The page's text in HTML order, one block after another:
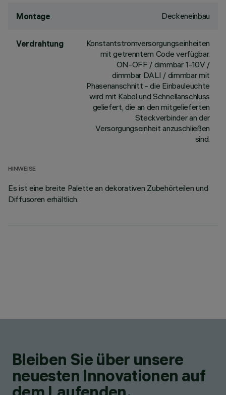
Montage Deckeneinbau
Verdrahtung
Konstantstromversorgungseinheiten
mit getrenntem Code verfügbar.
ON-OFF / dimmbar 1-10V /
dimmbar DALI / dimmbar mit
Phasenanschnitt - die Einbauleuchte
wird mit Kabel und Schnellanschluss
geliefert, die an den mitgelieferten
Steckverbinder an der
Versorgungseinheit anzuschließen
sind.
HINWEISE
Es ist eine breite Palette an dekorativen Zubehörteilen und
Diffusoren erhältlich.
Bleiben Sie über unsere
neuesten Innovationen auf